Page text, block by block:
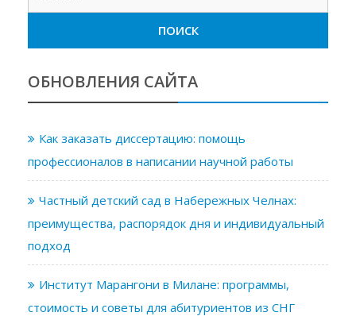
ОБНОВЛЕНИЯ САЙТА
Как заказать диссертацию: помощь
профессионалов в написании научной работы
Частный детский сад в Набережных Челнах:
преимущества, распорядок дня и индивидуальный
подход
Институт Марангони в Милане: программы,
стоимость и советы для абитуриентов из СНГ